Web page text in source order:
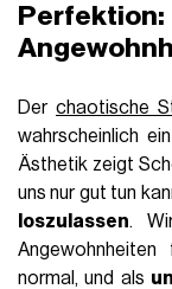
Derchaotische
wahrscheinlich
Ästhetik zeigt
uns nur gut tun
loszulassen.
normal, und als